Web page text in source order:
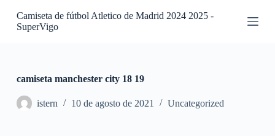
SCamiseta de fútbol Atletico de Madrid 2024 2025 -
SuperVigo
camiseta manchester city 18 19
istern 10 de agosto de 2021 Uncategorized